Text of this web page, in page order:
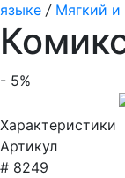
языке / Мягкий и
- 5%
Характеристики
Артикул
# 8249